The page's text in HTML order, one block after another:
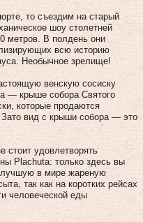
то съездим на старый
шоу столетней
метров. В полдень они
всю историю
Необычное зрелище!
венскую сосиску
— крыше собора Святого
которые продаются
вид с крыши собора — это
стоит удовлетворять
Plachutа: только здесь вы
лучшую в мире жареную
так как на коротких рейсах
человеческой еды